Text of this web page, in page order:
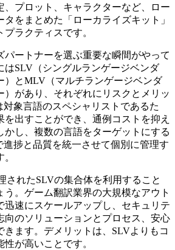
、プロット、キャラクターなど、ロー
をまとめた「ローカライズキット」
ラクティスです。
パートナーを選ぶ重要な瞬間がやって
はSLV（ シングルランゲージベンダ
）とMLV（マルチランゲージベンダ
）があり、それぞれにリスクとメリッ
対象言語のスペシャリストであるた
出すことができ、通例コストを抑え
かし、複数の言語をターゲットにする
捗と品質を統一させて個別に管理す
されたSLVの集合体を利用すること
う。ゲーム翻訳業界の大規模なアウト
迅速にスケールアップし、セキュリテ
向のソリューションとプロセス、安心
きます。デメリットは、SLVよりもコ
が高いことです。